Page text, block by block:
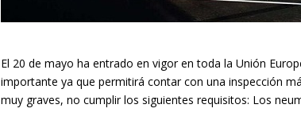
El 20 de mayo ha entrado en vigor en toda la Unión
importante ya que permitirá contar con una inspección
muy graves, no cumplir los siguientes requisitos: Los